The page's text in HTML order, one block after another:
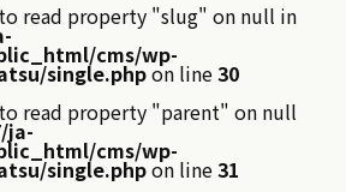
read property "slug" on null in
cms/wp-
single.phpon line30
read property "parent" on null
ja-
cms/wp-
single.phpon line31